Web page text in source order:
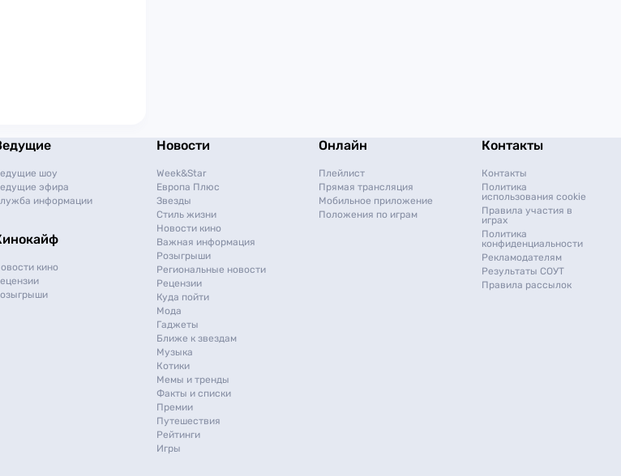
шоу
эфира
информации
кино
Новости
Week&Star
Европа Плюс
Звезды
Стиль жизни
Новости кино
Важная информация
Розыгрыши
Региональные новости
Рецензии
Куда пойти
Мода
Гаджеты
Ближе к звездам
Музыка
Котики
Мемы и тренды
Факты и списки
Премии
Путешествия
Рейтинги
Игры
Онлайн
Плейлист
Прямая трансляция
Мобильное приложение
Положения по играм
Контакты
Контакты
Политика
использования cookie
Правила участия в
играх
Политика
конфиденциальности
Рекламодателям
Результаты СОУТ
Правила рассылок